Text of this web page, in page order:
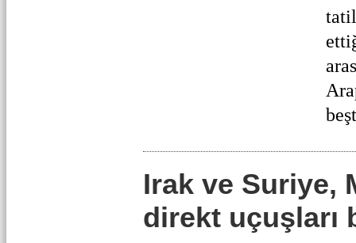
Irak ve Suriye,
direkt uçuşları